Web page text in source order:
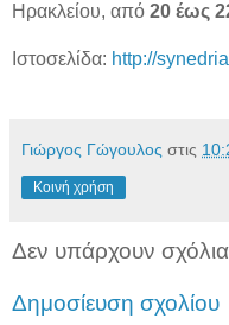
Ηρακλείου, από 20 έως
Ιστοσελίδα: http://
Γιώργος Γώγουλος στις
Κοινή χρήση
Δεν υπάρχουν
Δημοσίευση σχολίου